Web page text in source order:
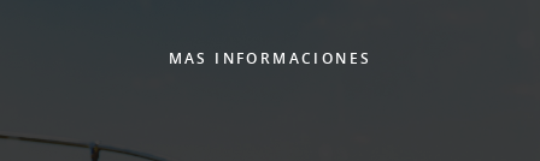
MAS INFORMACIONES